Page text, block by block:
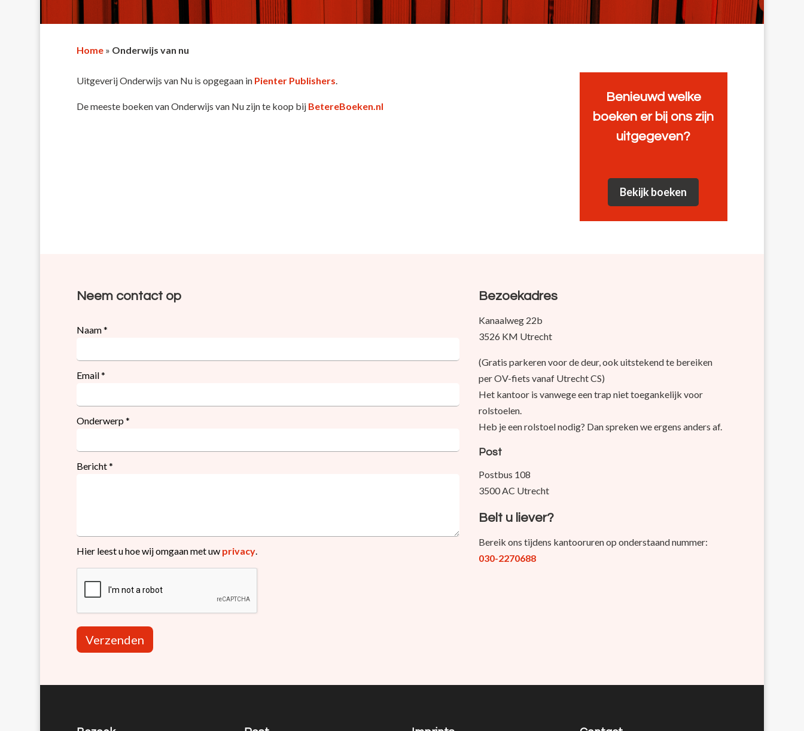
Home» Onderwijs van nu
Uitgeverij Onderwijs van Nu is opgegaan in Pienter Publishers.
De meeste boeken van Onderwijs van Nu zijn te koop bij BetereBoeken.nl
Benieuwd welke
boeken er bij ons zijn
uitgegeven?
Bekijk boeken
Neem contact op
Contact
Naam*
Email*
Onderwerp*
Bericht*
Hier leest u hoe wij omgaan met uw privacy.
Verzenden
Bezoekadres
Kanaalweg 22b
3526 KM Utrecht
(Gratis parkeren voor de deur, ook uitstekend te bereiken
per OV-fiets vanaf Utrecht CS)
Het kantoor is vanwege een trap niet toegankelijk voor
rolstoelen.
Heb je een rolstoel nodig? Dan spreken we ergens anders af.
Post
Postbus 108
3500 AC Utrecht
Belt u liever?
Bereik ons tijdens kantooruren op onderstaand nummer:
030-2270688